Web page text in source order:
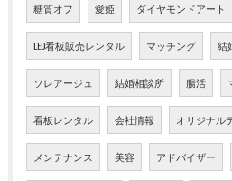
糖質オフ 愛姫 ダイヤモンドアート
LED看板販売レンタル マッチング 結
ソレアージュ 結婚相談所 腸活
看板レンタル 会社情報 オリジナル
メンテナンス 美容 アドバイザー